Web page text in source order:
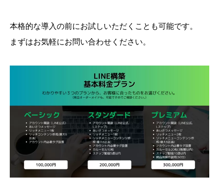
本格的な導入の前にお試しいただくことも可能です。
まずはお気軽にお問い合わせください。